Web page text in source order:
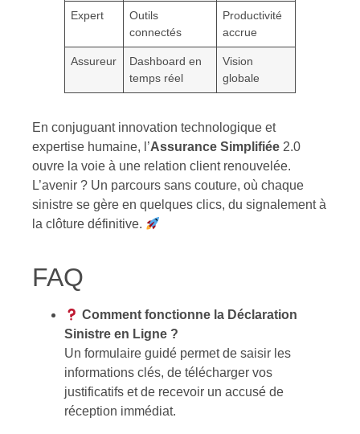
Expert
Outils
connectés
Productivité
accrue
Assureur
Dashboard en
temps réel
Vision
globale
En conjuguant innovation technologique et
expertise humaine, l’Assurance Simplifiée 2.0
ouvre la voie à une relation client renouvelée.
L’avenir ? Un parcours sans couture, où chaque
sinistre se gère en quelques clics, du signalement à
la clôture définitive.
FAQ
Comment fonctionne la Déclaration
Sinistre en Ligne ?
Un formulaire guidé permet de saisir les
informations clés, de télécharger vos
justificatifs et de recevoir un accusé de
réception immédiat.